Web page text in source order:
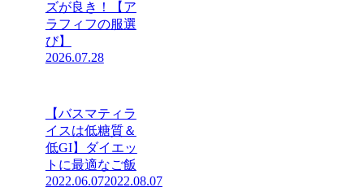
ズが良き！【ア
ラフィフの服選
び】
2026.07.28
【バスマティラ
イスは低糖質＆
低GI】ダイエッ
トに最適なご飯
2022.06.072022.08.07